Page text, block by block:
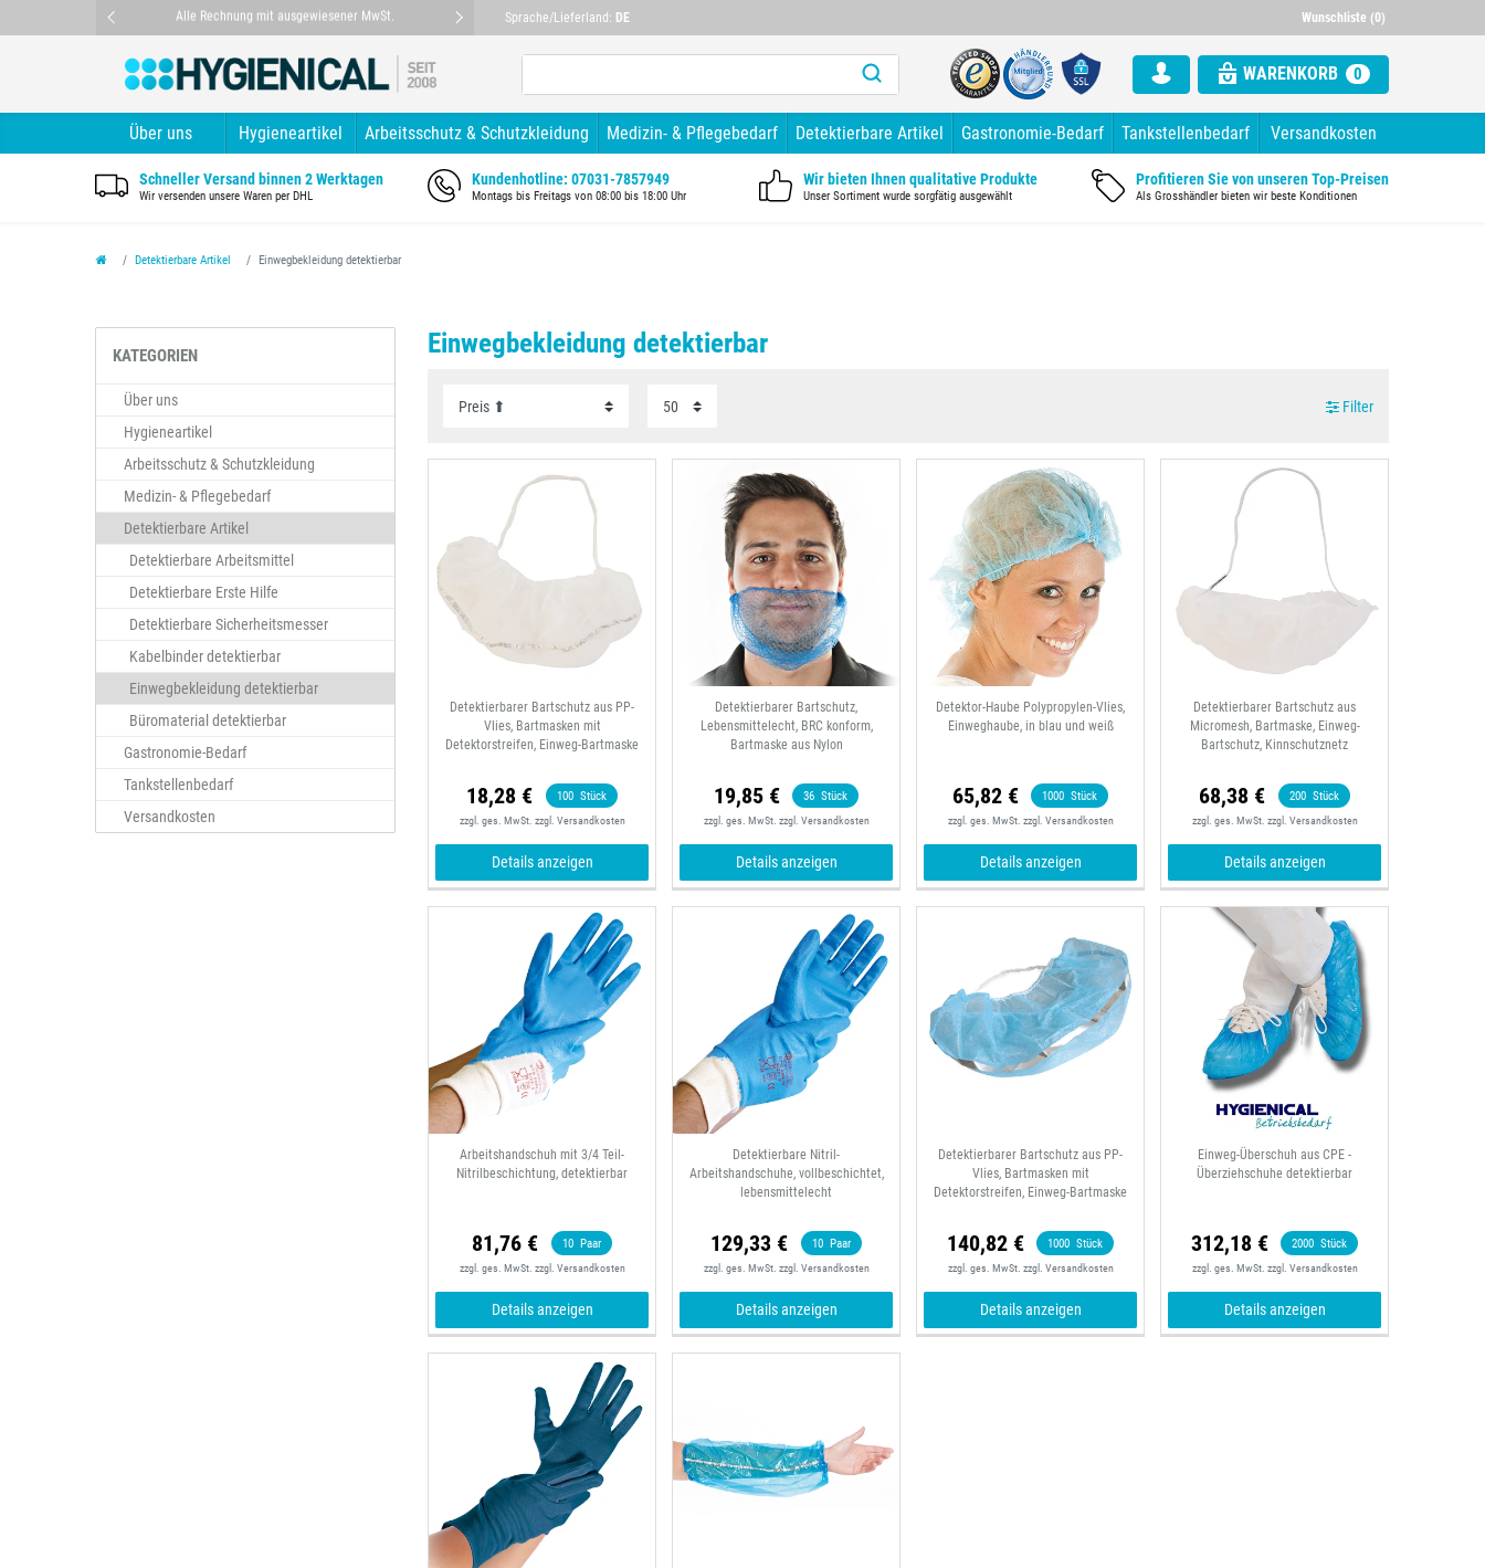
Sprache/Lieferland: DE Wunschliste (0)
Alle Rechnung mit ausgewiesener MwSt. Mehr als 10 Jahre Branchenerfahrung Alle Rechnung mit ausgewiesener
WARENKORB 0
Über uns Hygieneartikel Arbeitsschutz & Schutzkleidung Medizin- & Pflegebedarf Detektierbare Artikel Gastronomie-Bedarf Tankstellenbedarf Versandkosten
Schneller Versand binnen 2 Werktagen
Wir versenden unsere Waren per DHL
Kundenhotline: 07031-7857949
Montags bis Freitags von 08:00 bis 18:00 Uhr
Wir bieten Ihnen qualitative Produkte
Unser Sortiment wurde sorgfätig ausgewählt
Profitieren Sie von unseren Top-Preisen
Als Grosshändler bieten wir beste Konditionen
Detektierbare Artikel Einwegbekleidung detektierbar
KATEGORIEN
Über uns
Hygieneartikel
Arbeitsschutz & Schutzkleidung
Medizin- & Pflegebedarf
Detektierbare Artikel
Detektierbare Arbeitsmittel
Detektierbare Erste Hilfe
Detektierbare Sicherheitsmesser
Kabelbinder detektierbar
Einwegbekleidung detektierbar
Büromaterial detektierbar
Gastronomie-Bedarf
Tankstellenbedarf
Versandkosten
Einwegbekleidung detektierbar
Filter
Detektierbarer Bartschutz aus PP-
Vlies, Bartmasken mit
Detektorstreifen, Einweg-Bartmaske
18,28 € 100 Stück
zzgl. ges. MwSt. zzgl. Versandkosten
Details anzeigen
Detektierbarer Bartschutz,
Lebensmittelecht, BRC konform,
Bartmaske aus Nylon
19,85 € 36 Stück
zzgl. ges. MwSt. zzgl. Versandkosten
Details anzeigen
Detektor-Haube Polypropylen-Vlies,
Einweghaube, in blau und weiß
65,82 € 1000 Stück
zzgl. ges. MwSt. zzgl. Versandkosten
Details anzeigen
Detektierbarer Bartschutz aus
Micromesh, Bartmaske, Einweg-
Bartschutz, Kinnschutznetz
68,38 € 200 Stück
zzgl. ges. MwSt. zzgl. Versandkosten
Details anzeigen
Arbeitshandschuh mit 3/4 Teil-
Nitrilbeschichtung, detektierbar
81,76 € 10 Paar
zzgl. ges. MwSt. zzgl. Versandkosten
Details anzeigen
Detektierbare Nitril-
Arbeitshandschuhe, vollbeschichtet,
lebensmittelecht
129,33 € 10 Paar
zzgl. ges. MwSt. zzgl. Versandkosten
Details anzeigen
Detektierbarer Bartschutz aus PP-
Vlies, Bartmasken mit
Detektorstreifen, Einweg-Bartmaske
140,82 € 1000 Stück
zzgl. ges. MwSt. zzgl. Versandkosten
Details anzeigen
Einweg-Überschuh aus CPE -
Überziehschuhe detektierbar
312,18 € 2000 Stück
zzgl. ges. MwSt. zzgl. Versandkosten
Details anzeigen